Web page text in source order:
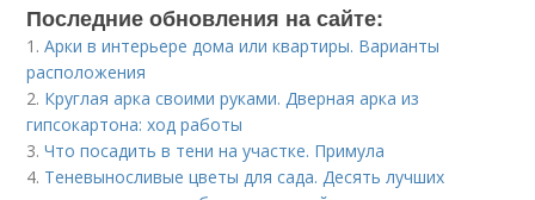
Последние обновления на сайте:
1.Арки в интерьере дома или квартиры. Варианты
расположения
2. Круглая арка своими руками. Дверная арка из
гипсокартона: ход работы
3.Что посадить в тени на участке. Примула
4. Теневыносливые цветы для сада. Десять лучших